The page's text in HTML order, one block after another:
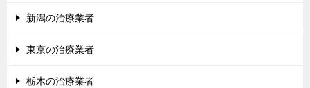
新潟の治療業者
東京の治療業者
栃木の治療業者